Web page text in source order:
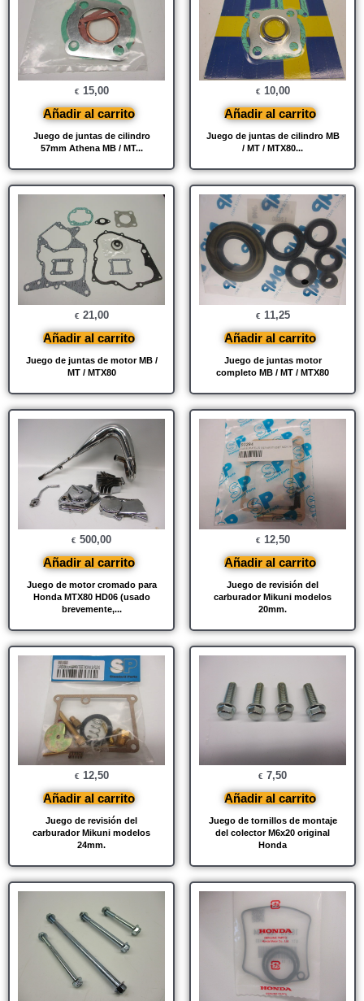
Juego de juntas de cilindro
57mm Athena MB / MT...
€ 15,00
Añadir al carrito
Juego de juntas de cilindro MB
/ MT / MTX80...
€ 10,00
Añadir al carrito
Juego de juntas de motor MB /
MT / MTX80
€ 21,00
Añadir al carrito
Juego de juntas motor
completo MB / MT / MTX80
€ 11,25
Añadir al carrito
Juego de motor cromado para
Honda MTX80 HD06 (usado
brevemente,...
€ 500,00
Añadir al carrito
Juego de revisión del
carburador Mikuni modelos
20mm.
€ 12,50
Añadir al carrito
Juego de revisión del
carburador Mikuni modelos
24mm.
€ 12,50
Añadir al carrito
Juego de tornillos de montaje
del colector M6x20 original
Honda
€ 7,50
Añadir al carrito